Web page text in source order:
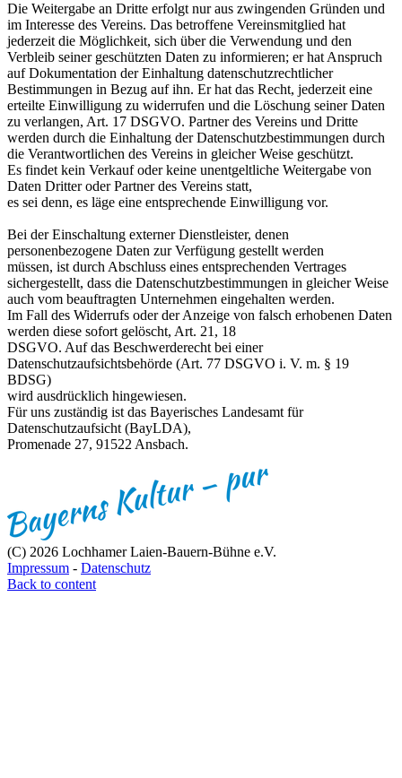
Die Weitergabe an Dritte erfolgt nur aus zwingenden Gründen und
im Interesse des Vereins. Das betroffene Vereinsmitglied hat
jederzeit die Möglichkeit, sich über die Verwendung und den
Verbleib seiner geschützten Daten zu informieren; er hat Anspruch
auf Dokumentation der Einhaltung datenschutzrechtlicher
Bestimmungen in Bezug auf ihn. Er hat das Recht, jederzeit eine
erteilte Einwilligung zu widerrufen und die Löschung seiner Daten
zu verlangen, Art. 17 DSGVO. Partner des Vereins und Dritte
werden durch die Einhaltung der Datenschutzbestimmungen durch
die Verantwortlichen des Vereins in gleicher Weise geschützt.
Es findet kein Verkauf oder keine unentgeltliche Weitergabe von
Daten Dritter oder Partner des Vereins statt,
es sei denn, es läge eine entsprechende Einwilligung vor.
Bei der Einschaltung externer Dienstleister, denen
personenbezogene Daten zur Verfügung gestellt werden
müssen, ist durch Abschluss eines entsprechenden Vertrages
sichergestellt, dass die Datenschutzbestimmungen in gleicher Weise
auch vom beauftragten Unternehmen eingehalten werden.
Im Fall des Widerrufs oder der Anzeige von falsch erhobenen Daten
werden diese sofort gelöscht, Art. 21, 18
DSGVO. Auf das Beschwerderecht bei einer
Datenschutzaufsichtsbehörde (Art. 77 DSGVO i. V. m. § 19
BDSG)
wird ausdrücklich hingewiesen.
Für uns zuständig ist das Bayerisches Landesamt für
Datenschutzaufsicht (BayLDA),
Promenade 27, 91522 Ansbach.
(C) 2026 Lochhamer Laien-Bauern-Bühne e.V.
Impressum - Datenschutz
Back to content